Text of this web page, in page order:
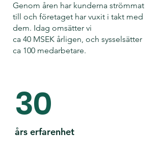
Genom åren har kunderna strömmat
till och företaget har vuxit i takt med
dem. Idag omsätter vi
ca 40 MSEK årligen, och sysselsätter
ca 100 medarbetare.
30
års erfarenhet